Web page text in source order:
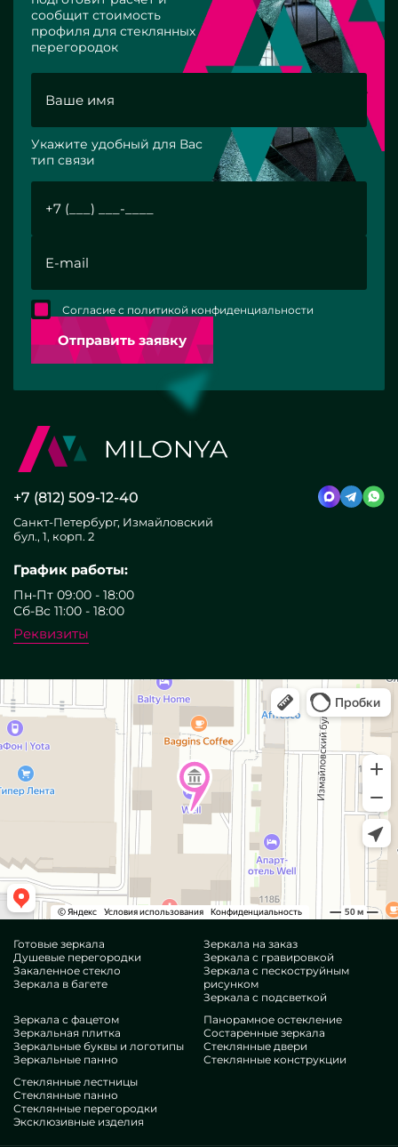
сообщит стоимость
профиля для стеклянных
перегородок
Укажите удобный для Вас
тип связи
Отправить заявку
Согласие с политикой конфиденциальности
+7 (812) 509-12-40
Санкт-Петербург, Измайловский
бул., 1, корп. 2
График работы:
Пн-Пт 09:00 - 18:00
Сб-Вс 11:00 - 18:00
Реквизиты
Готовые зеркала
Душевые перегородки
Закаленное стекло
Зеркала в багете
Зеркала на заказ
Зеркала с гравировкой
Зеркала с пескоструйным
рисунком
Зеркала с подсветкой
Зеркала с фацетом
Зеркальная плитка
Зеркальные буквы и логотипы
Зеркальные панно
Панорамное остекление
Состаренные зеркала
Стеклянные двери
Стеклянные конструкции
Стеклянные лестницы
Стеклянные панно
Стеклянные перегородки
Эксклюзивные изделия